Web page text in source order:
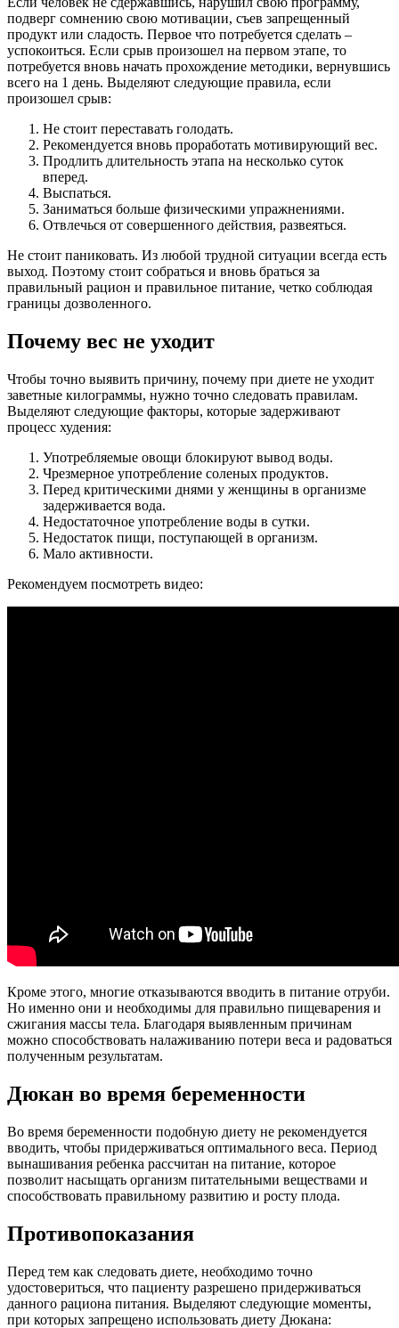
подверг сомнению свою мотивации, съев запрещенный
продукт или сладость. Первое что потребуется сделать –
успокоиться. Если срыв произошел на первом этапе, то
потребуется вновь начать прохождение методики, вернувшись
всего на 1 день. Выделяют следующие правила, если
произошел срыв:
Не стоит переставать голодать.
Рекомендуется вновь проработать мотивирующий вес.
Продлить длительность этапа на несколько суток
вперед.
Выспаться.
Заниматься больше физическими упражнениями.
Отвлечься от совершенного действия, развеяться.
Не стоит паниковать. Из любой трудной ситуации всегда есть
выход. Поэтому стоит собраться и вновь браться за
правильный рацион и правильное питание, четко соблюдая
границы дозволенного.
Почему вес не уходит
Чтобы точно выявить причину, почему при диете не уходит
заветные килограммы, нужно точно следовать правилам.
Выделяют следующие факторы, которые задерживают
процесс худения:
Употребляемые овощи блокируют вывод воды.
Чрезмерное употребление соленых продуктов.
Перед критическими днями у женщины в организме
задерживается вода.
Недостаточное употребление воды в сутки.
Недостаток пищи, поступающей в организм.
Мало активности.
Рекомендуем посмотреть видео:
Кроме этого, многие отказываются вводить в питание отруби.
Но именно они и необходимы для правильно пищеварения и
сжигания массы тела. Благодаря выявленным причинам
можно способствовать налаживанию потери веса и радоваться
полученным результатам.
Дюкан во время беременности
Во время беременности подобную диету не рекомендуется
вводить, чтобы придерживаться оптимального веса. Период
вынашивания ребенка рассчитан на питание, которое
позволит насыщать организм питательными веществами и
способствовать правильному развитию и росту плода.
Противопоказания
Перед тем как следовать диете, необходимо точно
удостовериться, что пациенту разрешено придерживаться
данного рациона питания. Выделяют следующие моменты,
при которых запрещено использовать диету Дюкана: